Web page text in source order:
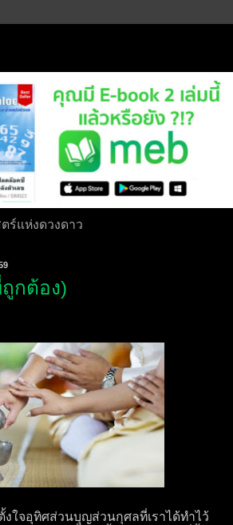
ร์แห่งดวงดาว
กต้อง)
งใจอุทิศส่วนบุญส่วนกุศลที่เราได้ทำไว้